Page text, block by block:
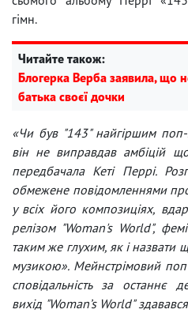
гімн.
Читайте також:
Блогерка Верба заявила, що
батька своєї дочки
«Чи був "143" найгіршим поп-
він не виправдав амбіцій
передбачала Кеті Перрі.
обмежене повідомленнями
у всіх його композиціях,
релізом "Woman's World",
таким же глухим, як і
музикою». Мейнстрімовий
сповідальність за останнє
вихід "Woman’s World"